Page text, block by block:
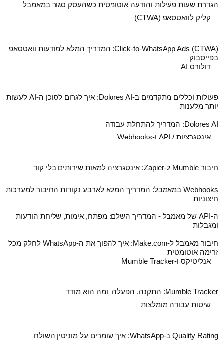
הגדרת שעות פעילות והודעה אוטומטית כשהעסק סגור במאמבל
קליק לוואטסאפ (CTWA)
Click-to-WhatsApp Ads (CTWA): המדריך המלא למודעות וואטסאפ
בפייסבוק
דולורס AI
פעולות וכללים מתקדמים ב‑Dolores AI: איך לגרום לסוכן ה‑AI לעשות
יותר מלענות
Dolores AI: המדריך להתחלת עבודה
אינטגרציות / API ו-Webhooks
חיבור Mumble ל‑Zapier: אינטגרציה למאות שירותים בלי קוד
Webhooks במאמבל: המדריך המלא לארבע נקודות החיבור למערכות
חיצוניות
ה‑API של מאמבל - המדריך השלם: מפתח, אימות, שליחת הודעות
ומגבלות
חיבור מאמבל ל‑Make.com: איך להפוך את ה‑WhatsApp לחלק מכל
זרימה אוטומטית
אנליטיקס ו-Mumble Tracker
Mumble Tracker: התקנה, הפעלה, ומה הוא מודד
שיטות עבודה מומלצות
Quality Rating ב‑WhatsApp: איך שומרים על מוניטין השולח